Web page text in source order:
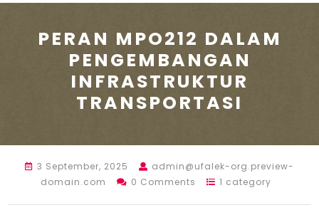
Button
PERAN MPO212 DALAM
PENGEMBANGAN
INFRASTRUKTUR
TRANSPORTASI
3 September, 2025
admin@ufalek-org.preview-
domain.com
0 Comments 1 category